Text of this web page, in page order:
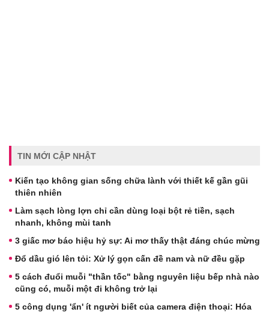
TIN MỚI CẬP NHẬT
Kiến tạo không gian sống chữa lành với thiết kế gần gũi
thiên nhiên
Làm sạch lòng lợn chỉ cần dùng loại bột rẻ tiền, sạch
nhanh, không mùi tanh
3 giấc mơ báo hiệu hỷ sự: Ai mơ thấy thật đáng chúc mừng
Đổ dầu gió lên tỏi: Xử lý gọn cấn đề nam và nữ đều gặp
5 cách đuổi muỗi "thần tốc" bằng nguyên liệu bếp nhà nào
cũng có, muỗi một đi không trở lại
5 công dụng 'ẩn' ít người biết của camera điện thoại: Hóa